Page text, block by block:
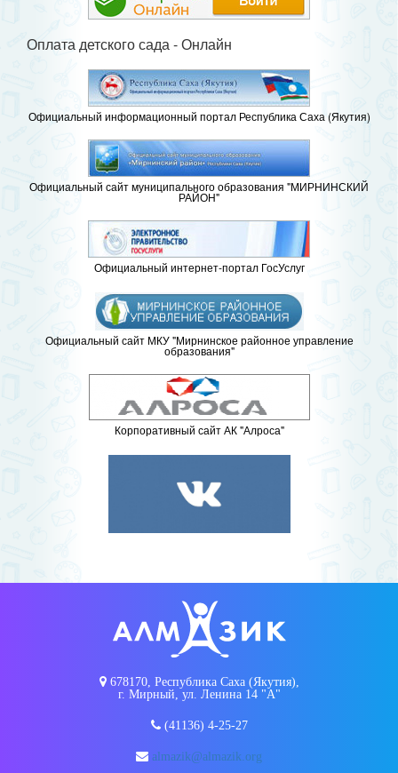
Оплата детского сада - Онлайн
Официальный информационный портал Республика Саха (Якутия)
Официальный сайт муниципального образования "МИРНИНСКИЙ
РАЙОН"
Официальный интернет-портал ГосУслуг
Официальный сайт МКУ "Мирнинское районное управление
образования"
Корпоративный сайт АК "Алроса"
678170, Республика Саха (Якутия),
г. Мирный, ул. Ленина 14 "А"
(41136) 4-25-27
almazik@almazik.org